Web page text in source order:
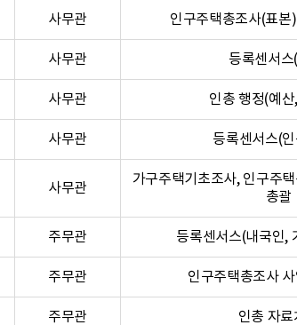
사무관 인구주택총조사(표본
사무관 등록센서스
사무관 인총 행정(예
사무관 등록센서스(
사무관
가구주택기초조사, 인구주
총괄
주무관 등록센서스(내국인,
주무관 인구주택총조사
주무관 인총 자료